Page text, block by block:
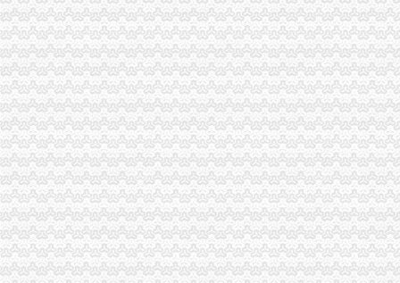
武隆县工商局加“十.一”重庆注销分公司期间市场监管
刘伍伦副巡视员到万盛区工商分局分公司营业执照注销调研工作
第五届全国工商行政管理教育论坛年会在重庆召开
云县工商局代理注销分公司南溪工商所全力整校园周边环境取得实效
大足县工商局重庆注销分公司积为地方经济发展献计献策
秀山县工商局重庆分公司注销认真清理行政登记审批及行政事业收费项目
黔江区工商分局“三严”代理注销分公司化危化品经营安全监管
梁平县工商局 “三抓”分公司营业执照注销规范煤矿开采企业
全市重庆分公司注销商标工作信息化建设成效显著
市代理注销分公司工商局企业处全力支持重庆市地产集团有限公司组建
綦江县工商局扎实开展食品安全工作迎接届綦江农民版画节暨统国庆、重庆注
丰都县工商局重庆注销分公司着手建立消费维权义务监督员队伍
梁平县工商局“四到位”代办注销分公司加农村食品市场监管
石柱县工商局“四统一”确保“两节”期间的重庆注销税务食品安全
奉节县工商局重庆注销分公司健全四项机制推进信息宣工作